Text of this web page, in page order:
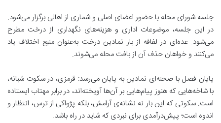
جلسه شورای محله با حضور اعضای اصلی و شماری از اهالی برگزار می‌شود.
در این جلسه، موضوعات اداری و هزینه‌های نگهداری از درخت مطرح
می‌شود. عده‌ای در لفافه از بار نمادین درخت به‌عنوان منبع اختلاف یاد
می‌کنند و خواهان حذف آن از بافت محله می‌شوند.
پایان فصل با صحنه‌ای نمادین به پایان می‌رسد: قرمزی، در سکوت شبانه،
با شاخه‌هایی که هنوز پیام‌هایی بر آن‌ها آویخته‌اند، در برابر مهتاب ایستاده
است. سکوتی که این بار نه نشانه‌ی آرامش، بلکه پژواکی از ترس، انتظار و
اندوه است؛ پیش‌درآمدی برای نبردی که شاید در راه باشد.